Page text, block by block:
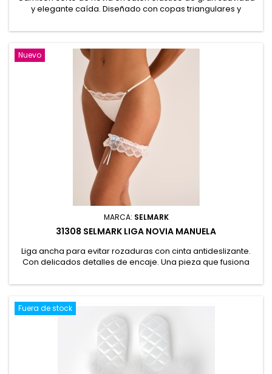
y elegante caída. Diseñado con copas triangulares y
laterales, aportando un estilo romántico y sofisticado. Sus
femenino. 95% Poliéster, 5% Elastano
Nuevo
MARCA: SELMARK
31308 SELMARK LIGA NOVIA MANUELA
Liga ancha para evitar rozaduras con cinta antideslizante.
Con delicados detalles de encaje. Una pieza que fusiona
seguras. Pertenece a la colección Manuela. Pensada para
Fuera de stock